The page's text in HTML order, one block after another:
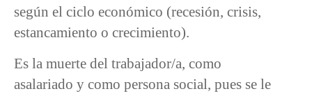
según el ciclo económico (recesión, crisis,
estancamiento o crecimiento).
Es la muerte del trabajador/a, como
asalariado y como persona social, pues se le